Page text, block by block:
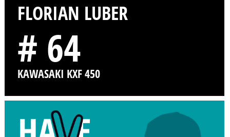
FLORIAN LUBER
# 64
KAWASAKI KXF 450